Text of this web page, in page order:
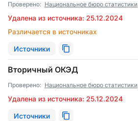
Проверено: Национальное бюро статистики
Удалена из источника: 25.12.2024
Различается в источниках
Источники
Вторичный ОКЭД
Проверено: Национальное бюро статистики
Удалена из источника: 25.12.2024
Источники